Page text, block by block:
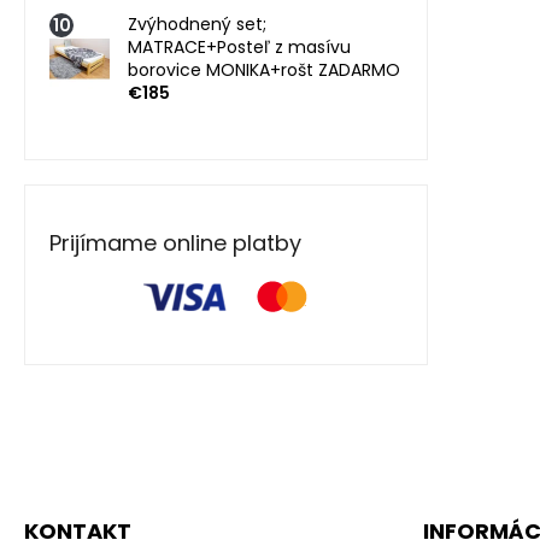
Zvýhodnený set;
MATRACE+Posteľ z masívu
borovice MONIKA+rošt ZADARMO
€185
Prijímame online platby
KONTAKT